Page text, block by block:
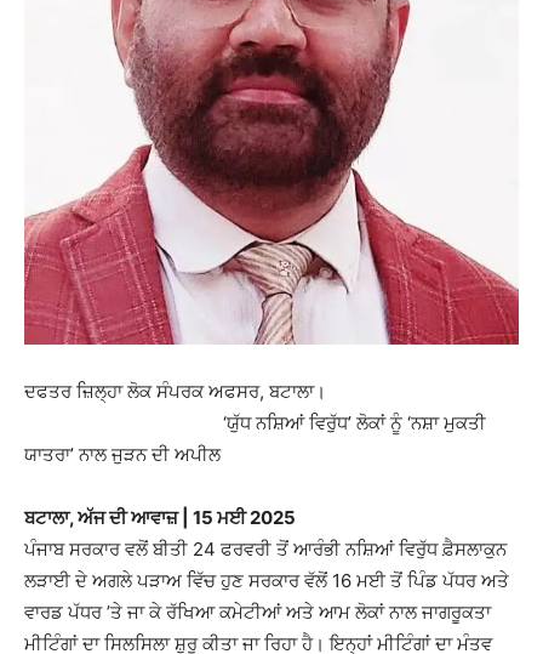
ਦਫਤਰ ਜ਼ਿਲ੍ਹਾ ਲੋਕ ਸੰਪਰਕ ਅਫਸਰ, ਬਟਾਲਾ।
‘ਯੁੱਧ ਨਸ਼ਿਆਂ ਵਿਰੁੱਧ’ ਲੋਕਾਂ ਨੂੰ ‘ਨਸ਼ਾ ਮੁਕਤੀ
ਯਾਤਰਾ’ ਨਾਲ ਜੁੜਨ ਦੀ ਅਪੀਲ
ਬਟਾਲਾ, ਅੱਜ ਦੀ ਆਵਾਜ਼ | 15 ਮਈ 2025
ਪੰਜਾਬ ਸਰਕਾਰ ਵਲੋਂ ਬੀਤੀ 24 ਫਰਵਰੀ ਤੋਂ ਆਰੰਭੀ ਨਸ਼ਿਆਂ ਵਿਰੁੱਧ ਫ਼ੈਸਲਾਕੁਨ
ਲੜਾਈ ਦੇ ਅਗਲੇ ਪੜਾਅ ਵਿੱਚ ਹੁਣ ਸਰਕਾਰ ਵੱਲੋਂ 16 ਮਈ ਤੋਂ ਪਿੰਡ ਪੱਧਰ ਅਤੇ
ਵਾਰਡ ਪੱਧਰ ’ਤੇ ਜਾ ਕੇ ਰੱਖਿਆ ਕਮੇਟੀਆਂ ਅਤੇ ਆਮ ਲੋਕਾਂ ਨਾਲ ਜਾਗਰੂਕਤਾ
ਮੀਟਿੰਗਾਂ ਦਾ ਸਿਲਸਿਲਾ ਸ਼ੁਰੂ ਕੀਤਾ ਜਾ ਰਿਹਾ ਹੈ। ਇਨ੍ਹਾਂ ਮੀਟਿੰਗਾਂ ਦਾ ਮੰਤਵ